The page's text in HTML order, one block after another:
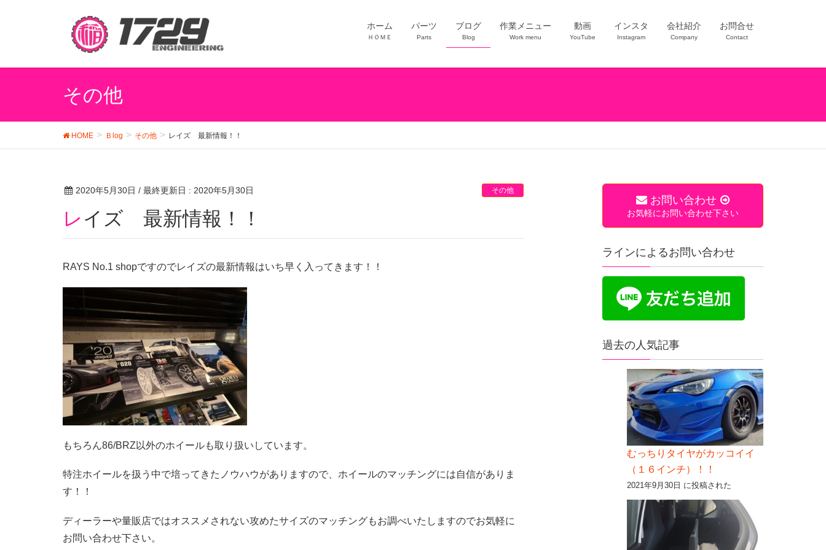
ホーム
ＨＯＭＥ
パーツ
Parts
ブログ
Blog
作業メニュー
Work menu
動画
YouTube
インスタ
Instagram
会社紹介
Company
お問合せ
Contact
その他
HOME Ｂlog その他 レイズ 最新情報！！
2020年5月30日 / 最終更新日 : 2020年5月30日 その他
レイズ 最新情報！！
RAYS No.1 shopですのでレイズの最新情報はいち早く入ってきます！！
もちろん86/BRZ以外のホイールも取り扱いしています。
特注ホイールを扱う中で培ってきたノウハウがありますので、ホイールのマッチングには自信がありま
す！！
ディーラーや量販店ではオススメされない攻めたサイズのマッチングもお調べいたしますのでお気軽に
お問い合わせ下さい。
お問い合わせ
お気軽にお問い合わせ下さい
ラインによるお問い合わせ
過去の人気記事
むっちりタイヤがカッコイイ
（１６インチ）！！
2021年9月30日 に投稿された